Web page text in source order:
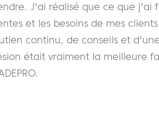
J'ai réalisé que ce que j'ai
et les besoins de mes
continu, de conseils et
était vraiment la meilleure